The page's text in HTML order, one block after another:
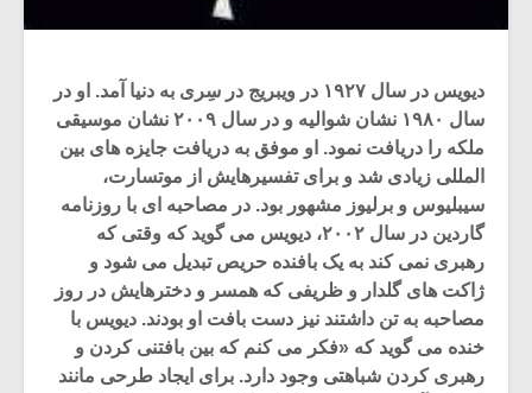
دیویس در سال ۱۹۲۷ در ویبریج در سِری به دنیا آمد. او در
سال ۱۹۸۰ نشان شوالیه و در سال ۲۰۰۹ نشان موسیقی
ملکه را دریافت نمود. او موفق به دریافت جایزه های بین
المللی زیادی شد و برای تفسیرهایش از موتسارت،
سیبلیوس و برلیوز مشهور بود. در مصاحبه ای با روزنامه
گاردین در سال ۲۰۰۲، دیویس می گوید که وقتی که
رهبری نمی کند به یک بافنده حریص تبدیل می شود و
ژاکت های گلدار و ظریفی که همسر و دخترهایش در روز
مصاحبه به تن داشتند نیز دست بافت او بودند. دیویس با
خنده می گوید که «فکر می کنم که بین بافتنی کردن و
رهبری کردن شباهتی وجود دارد. برای ایجاد طرحی مانند